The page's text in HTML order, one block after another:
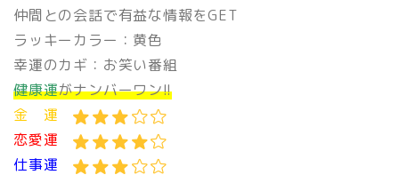
仲間との会話で有益な情報をGET
ラッキーカラー：黄色
幸運のカギ：お笑い番組
健康運がナンバーワン!!
金 運
恋愛運
仕事運